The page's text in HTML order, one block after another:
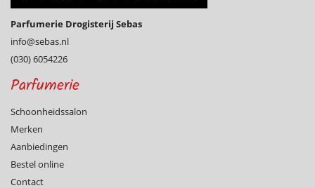
Parfumerie Drogisterij Sebas
info@­sebas.nl
(030) 6054226
Parfumerie
Schoonheidssalon
Merken
Aanbiedingen
Bestel online
Contact